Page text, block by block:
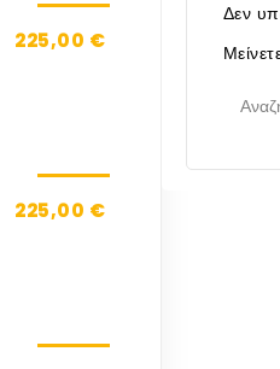
ΤΙΜΗ...
225,00 €
ΤΙΜΗ...
225,00 €
Δεν